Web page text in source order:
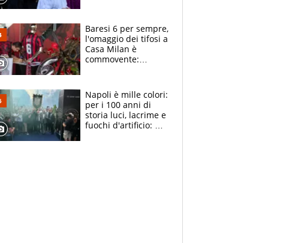
circondati
dall'affetto dei tifosi
Baresi 6 per sempre,
l'omaggio dei tifosi a
Casa Milan è
commovente:
bigliettini
Napoli è mille colori:
per i 100 anni di
storia luci, lacrime e
fuochi d'artificio: De